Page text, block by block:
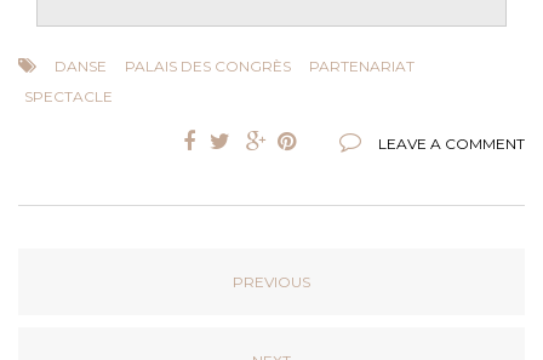
DANSE PALAIS DES CONGRÈS
PARTENARIAT
SPECTACLE
LEAVE A COMMENT
PREVIOUS